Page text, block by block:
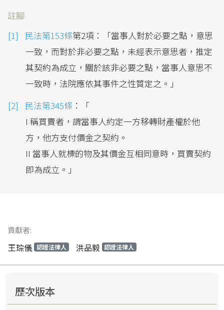
註腳
民法第153條第2項：「當事人對於必要之點，意思
一致，而對於非必要之點，未經表示意思者，推定
其契約為成立，關於該非必要之點，當事人意思不
一致時，法院應依其事件之性質定之。」
民法第345條 ：「
I 稱買賣者，謂當事人約定一方移轉財產權於他
方，他方支付價金之契約。
II 當事人就標的物及其價金互相同意時，買賣契約
即為成立。」
貢獻者:
王琮儀 認證法律人 洪品毅 認證法律人
歷次版本